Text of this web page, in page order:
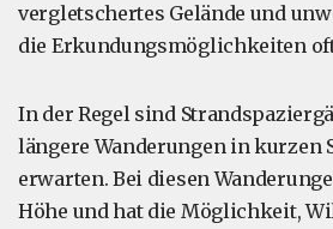
vergletschertes Gelände und
die Erkundungsmöglichkeiten
In der Regel sind
längere Wanderungen in kurzen
erwarten. Bei diesen
Höhe und hat die Möglichkeit,